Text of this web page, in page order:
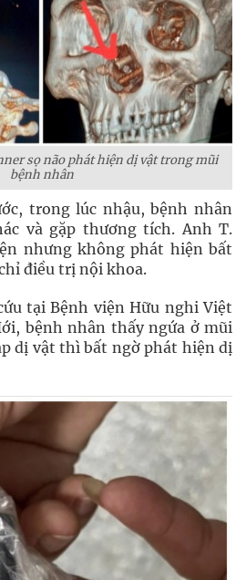
sọ não phát hiện dị vật trong mũi
bệnh nhân
trong lúc nhậu, bệnh nhân
và gặp thương tích. Anh T.
nhưng không phát hiện bất
điều trị nội khoa.
tại Bệnh viện Hữu nghi Việt
bệnh nhân thấy ngứa ở mũi
dị vật thì bất ngờ phát hiện dị